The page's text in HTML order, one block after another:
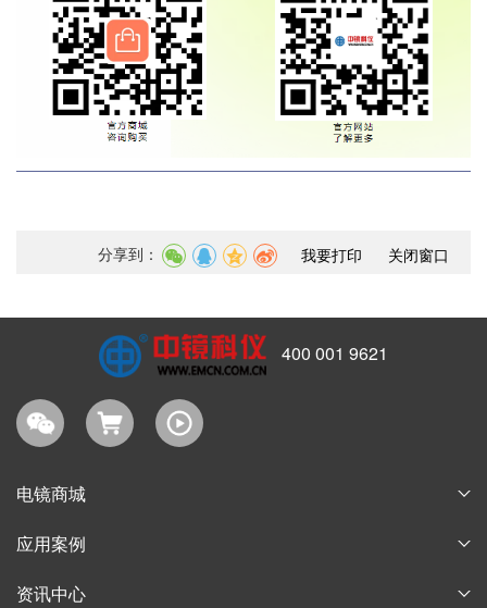
分享到： 我要打印 关闭窗口
400 001 9621
电镜商城
耗材商城
应用案例
论文案例
资讯中心